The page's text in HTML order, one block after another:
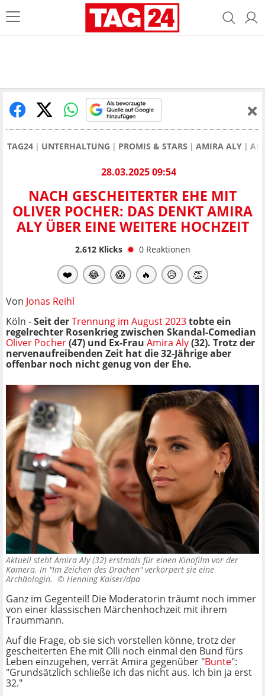
TAG24 UNTERHALTUNG PROMIS & STARS AMIRA ALY
28.03.2025 09:54
NACH GESCHEITERTER EHE MIT
OLIVER POCHER: DAS DENKT AMIRA
ALY ÜBER EINE WEITERE HOCHZEIT
2.612Klicks 0 Reaktionen
❤️ 😂 😱 🔥 😥 👏
Von Jonas Reihl
Köln -Seit derTrennung im August 2023tobte ein
regelrechter Rosenkrieg zwischen Skandal-Comedian
Oliver Pocher(47) und Ex-Frau Amira Aly(32). Trotz der
nervenaufreibenden Zeit hat die 32-Jährige aber
offenbar noch nicht genug von der Ehe.
Aktuell steht Amira Aly (32) erstmals für einen Kinofilm vor der
Kamera. In "Im Zeichen des Drachen" verkörpert sie eine
Archäologin. © Henning Kaiser/dpa
Ganz im Gegenteil! Die Moderatorin träumt noch immer
von einer klassischen Märchenhochzeit mit ihrem
Traummann.
Auf die Frage, ob sie sich vorstellen könne, trotz der
gescheiterten Ehe mit Olli noch einmal den Bund fürs
Leben einzugehen, verrät Amira gegenüber "Bunte":
"Grundsätzlich schließe ich das nicht aus. Ich bin ja erst
32."